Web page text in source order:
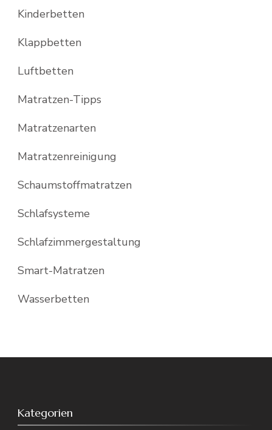
Kinderbetten
Klappbetten
Luftbetten
Matratzen-Tipps
Matratzenarten
Matratzenreinigung
Schaumstoffmatratzen
Schlafsysteme
Schlafzimmergestaltung
Smart-Matratzen
Wasserbetten
Kategorien